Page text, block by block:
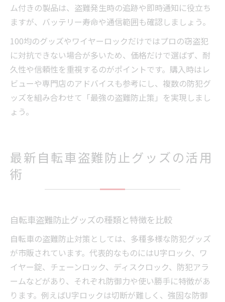
ム付きの製品は、盗難発生時の追跡や即時通知に役立ち
ますが、バッテリー寿命や通信範囲も確認しましょう。
100均のグッズやワイヤーロックだけではプロの窃盗犯
に対抗できない場合が多いため、価格だけで選ばず、耐
久性や信頼性を重視するのがポイントです。購入時はレ
ビューや専門店のアドバイスも参考にし、複数の防犯グ
ッズを組み合わせて「最強の盗難防止策」を実現しまし
ょう。
最新自転車盗難防止グッズの活用
術
自転車盗難防止グッズの種類と特徴を比較
自転車の盗難防止対策としては、多種多様な防犯グッズ
が市販されています。代表的なものにはU字ロック、ワ
イヤー錠、チェーンロック、ディスクロック、防犯アラ
ームなどがあり、それぞれ防御力や使い勝手に特徴があ
ります。例えばU字ロックは切断が難しく、強固な防御